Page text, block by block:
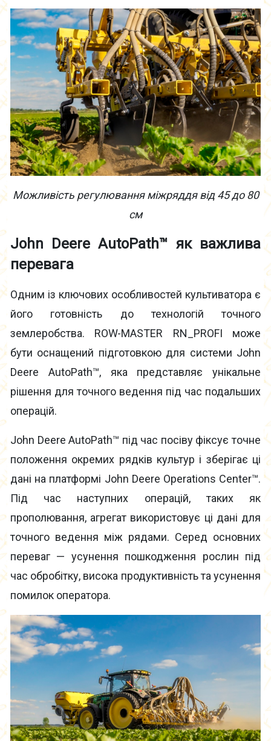
Можливість регулювання міжряддявід 45 до80
см
John Deere AutoPath™ як важлива
перевага
Одним із ключових особливостей культиватора є
його готовність до технологій точного
землеробства. ROW-MASTER RN_PROFI може
бути оснащений підготовкою для системи John
Deere AutoPath™, яка представляє унікальне
рішення для точного ведення під час подальших
операцій.
John Deere AutoPath™ під час посіву фіксує точне
положення окремих рядків культур і зберігає ці
дані на платформі John Deere Operations Center™.
Під час наступних операцій, таких як
прополювання, агрегат використовує ці дані для
точного ведення між рядами. Серед основних
переваг — усунення пошкодження рослин під
час обробітку, висока продуктивність та усунення
помилок оператора.